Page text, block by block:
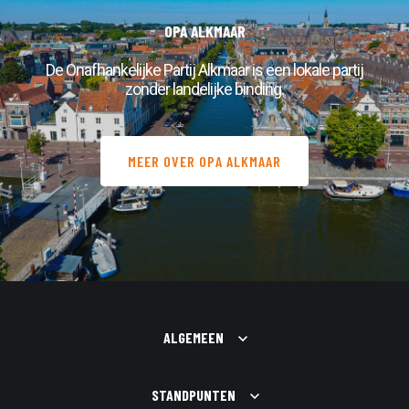
PARTIJ ALKMAAR
ACTUEEL
CONTACT
OPA ALKMAAR
De Onafhankelijke Partij Alkmaar is een lokale partij
zonder landelijke binding.
MEER OVER OPA ALKMAAR
ALGEMEEN
STANDPUNTEN